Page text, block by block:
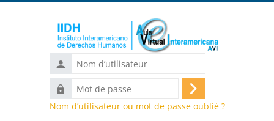
Nom
d’utilisateur
Mot
de
Connexion
Nom d’utilisateur ou mot de passe oublié ?